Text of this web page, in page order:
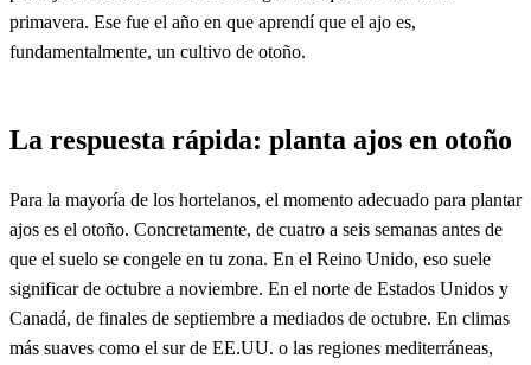
primavera. Ese fue el año en que aprendí que el ajo es,
fundamentalmente, un cultivo de otoño.
La respuesta rápida: planta ajos en otoño
Para la mayoría de los hortelanos, el momento adecuado para plantar
ajos es el otoño. Concretamente, de cuatro a seis semanas antes de
que el suelo se congele en tu zona. En el Reino Unido, eso suele
significar de octubre a noviembre. En el norte de Estados Unidos y
Canadá, de finales de septiembre a mediados de octubre. En climas
más suaves como el sur de EE.UU. o las regiones mediterráneas,